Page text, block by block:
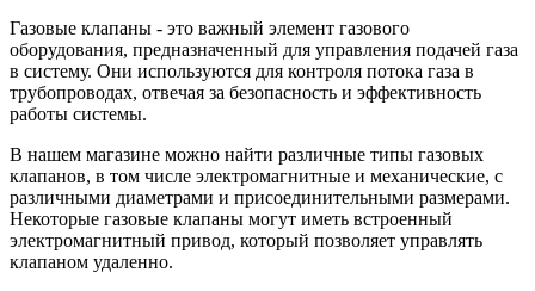
Газовые клапаны - это важный элемент газового
оборудования, предназначенный для управления подачей газа
в систему. Они используются для контроля потока газа в
трубопроводах, отвечая за безопасность и эффективность
работы системы.
В нашем магазине можно найти различные типы газовых
клапанов, в том числе электромагнитные и механические, с
различными диаметрами и присоединительными размерами.
Некоторые газовые клапаны могут иметь встроенный
электромагнитный привод, который позволяет управлять
клапаном удаленно.